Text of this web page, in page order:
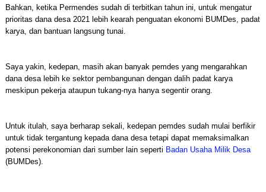
Bahkan, ketika Permendes sudah di terbitkan tahun ini, untuk mengatur
prioritas dana desa 2021 lebih kearah penguatan ekonomi BUMDes, padat
karya, dan bantuan langsung tunai.
Saya yakin, kedepan, masih akan banyak pemdes yang mengarahkan
dana desa lebih ke sektor pembangunan dengan dalih padat karya
meskipun pekerja ataupun tukang-nya hanya segentir orang.
Untuk itulah, saya berharap sekali, kedepan pemdes sudah mulai berfikir
untuk tidak tergantung kepada dana desa tetapi dapat memaksimalkan
potensi perekonomian dari sumber lain seperti Badan Usaha Milik Desa
(BUMDes).